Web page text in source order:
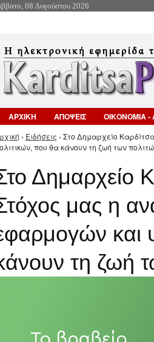
08 Αυγούστου 2026
ΑΡΧΙΚΗ ΑΠΟΨΕΙΣ ΟΙΚΟΝΟΜΙΑ -
εδώ
› Ειδήσεις › Στο Δημαρχείο
που θα κάνουν τη ζωή των
Δημαρχείο
μας η
και
τη ζωή